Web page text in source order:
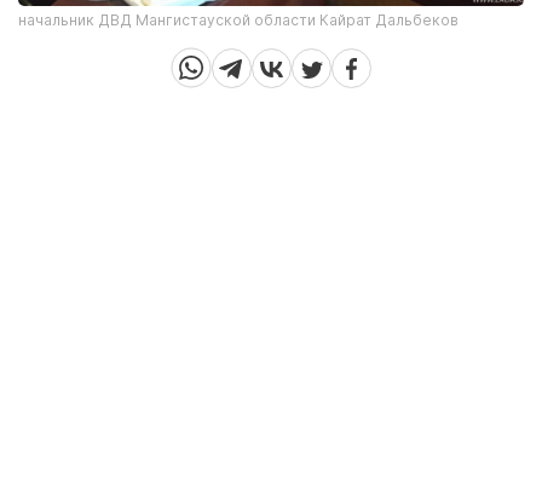
начальник ДВД Мангистауской области Кайрат Дальбеков